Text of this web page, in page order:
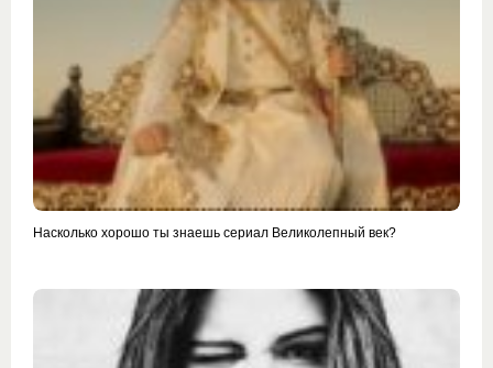
Насколько хорошо ты знаешь сериал Великолепный век?